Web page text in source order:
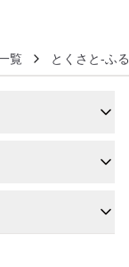
覧 とくさと-ふ